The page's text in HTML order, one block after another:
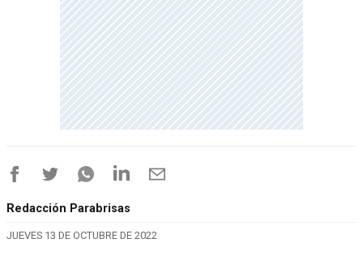
Redacción Parabrisas
JUEVES 13 DE OCTUBRE DE 2022